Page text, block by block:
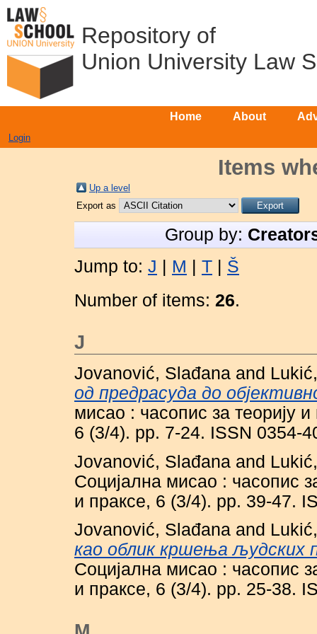
Repository of
Union University Law
Home About
Login
Items
Up a level
Export as
Group by:
Jump to: J M T
Š
Number of items: 26.
J
Jovanović, Slađana and
од предрасуда до
мисао : часопис за теорију
6 (3/4). pp. 7-24. ISSN 0354-
Jovanović, Slađana and
Социјална мисао : часопис
и праксе, 6 (3/4). pp. 39-47.
Jovanović, Slađana and
као облик кршења људских
Социјална мисао : часопис
и праксе, 6 (3/4). pp. 25-38.